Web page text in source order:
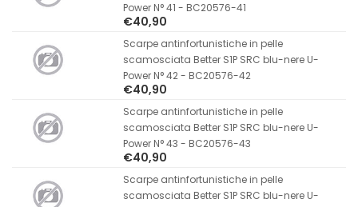
Power N° 41 - BC20576-41
€40,90
Scarpe antinfortunistiche in pelle
scamosciata Better S1P SRC blu-nere U-
Power N° 42 - BC20576-42
€40,90
Scarpe antinfortunistiche in pelle
scamosciata Better S1P SRC blu-nere U-
Power N° 43 - BC20576-43
€40,90
Scarpe antinfortunistiche in pelle
scamosciata Better S1P SRC blu-nere U-